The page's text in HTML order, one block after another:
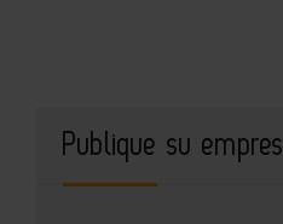
Publique su